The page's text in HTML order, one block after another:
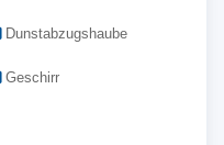
Dunstabzugshaube
Geschirr